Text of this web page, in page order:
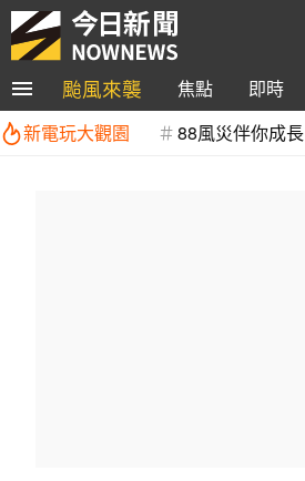
颱風來襲 焦點 即時
新電玩大觀園
88風災伴你成長